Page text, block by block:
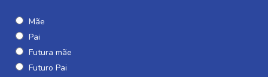
Mãe
Pai
Futura mãe
Futuro Pai